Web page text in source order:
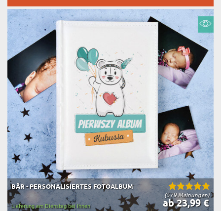
(579 Meinungen)
BÄR - PERSONALISIERTES FOTOALBUM
ab 23,99 €
Lieferung am Dienstag bei Ihnen